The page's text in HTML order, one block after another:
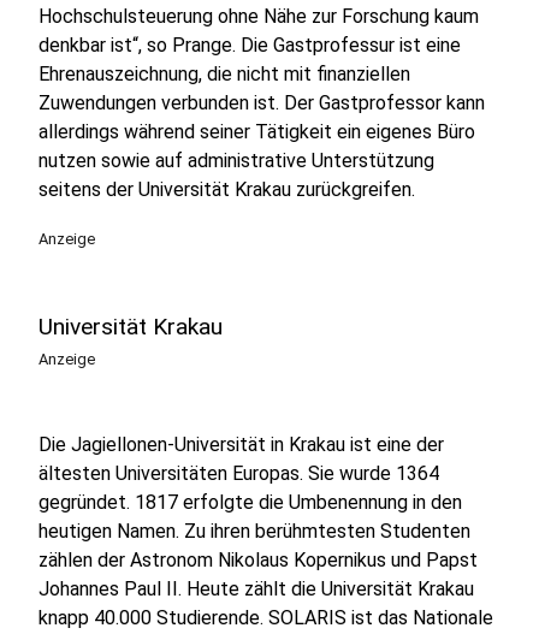
Hochschulsteuerung ohne Nähe zur Forschung kaum
denkbar ist“, so Prange. Die Gastprofessur ist eine
Ehrenauszeichnung, die nicht mit finanziellen
Zuwendungen verbunden ist. Der Gastprofessor kann
allerdings während seiner Tätigkeit ein eigenes Büro
nutzen sowie auf administrative Unterstützung
seitens der Universität Krakau zurückgreifen.
Anzeige
Universität Krakau
Anzeige
Die Jagiellonen-Universität in Krakau ist eine der
ältesten Universitäten Europas. Sie wurde 1364
gegründet. 1817 erfolgte die Umbenennung in den
heutigen Namen. Zu ihren berühmtesten Studenten
zählen der Astronom Nikolaus Kopernikus und Papst
Johannes Paul II. Heute zählt die Universität Krakau
knapp 40.000 Studierende. SOLARIS ist das Nationale